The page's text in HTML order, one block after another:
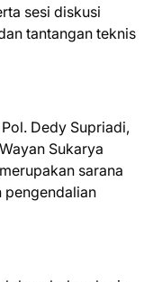
sesi diskusi
tantangan teknis
Dedy Supriadi,
Sukarya
sarana
pengendalian